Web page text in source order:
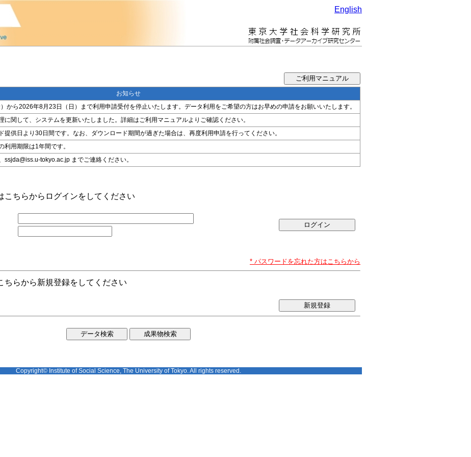
English
お知らせ
ら2026年8月23日（日）まで利用申請受付を停止いたします。データ利用をご希望の方はお早めの申請をお願いいたします。
関して、システムを更新いたしました。詳細はご利用マニュアルよりご確認ください。
供日より30日間です。なお、ダウンロード期間が過ぎた場合は、再度利用申請を行ってください。
用期限は1年間です。
tokyo.ac.jp までご連絡ください。
ちらからログインをしてください
* パスワードを忘れた方はこちらから
らから新規登録をしてください
新規登録
Copyright© Institute of Social Science, The University of Tokyo. All rights reserved.